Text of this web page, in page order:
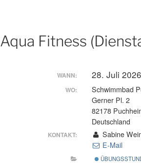
Aqua Fitness
WANN: 28. Juli
WO:
Schwimmbad
Gerner Pl. 2
82178
Deutschland
KONTAKT:
Sabine
E-Mail